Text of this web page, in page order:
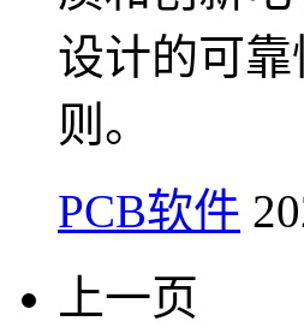
设计的可
则。
PCB软件
上一页